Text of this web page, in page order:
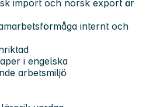
import och norsk export är
internt och
i engelska
arbetsmiljö